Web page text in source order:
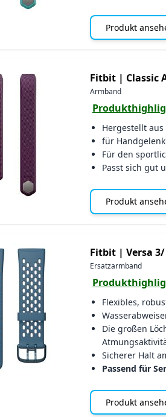
Produkt
Fitbit | Classic
Armband
Hergestellt
für
Für den
Passt sich gut
Produkt
Fitbit | Versa
Ersatzarmband
Flexibles,
Die großen
Sicherer Halt
Passend für
Produkt